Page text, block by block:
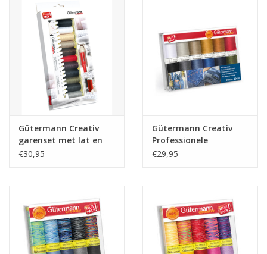
Gütermann Creativ
garenset met lat en
tornmesje
€30,95
Gütermann Creativ
Professionele
jeansgarenset 1
€29,95